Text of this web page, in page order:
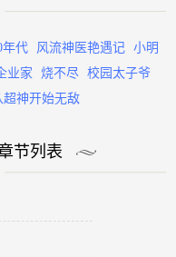
年代 风流神医艳遇记
小明
业家 烧不尽
校园太子爷
神开始无敌
节列表